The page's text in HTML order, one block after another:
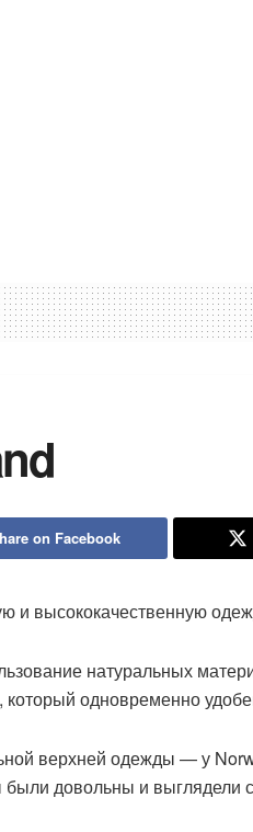
on Facebook
и высококачественную
натуральных
одновременно
верхней одежды — у
довольны и выглядели